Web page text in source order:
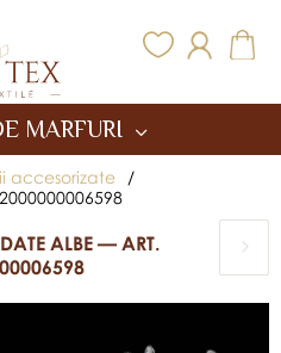
MARFURI
accesorizate
/
ALBE — ART.